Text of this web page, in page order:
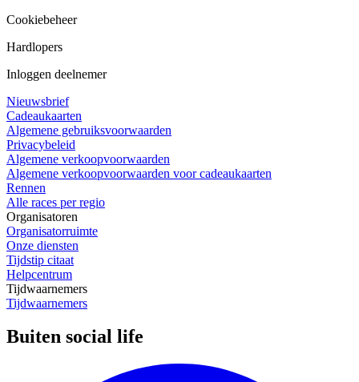
Cookiebeheer
Hardlopers
Inloggen deelnemer
Nieuwsbrief
Cadeaukaarten
Algemene gebruiksvoorwaarden
Privacybeleid
Algemene verkoopvoorwaarden
Algemene verkoopvoorwaarden voor cadeaukaarten
Rennen
Alle races per regio
Organisatoren
Organisatorruimte
Onze diensten
Tijdstip citaat
Helpcentrum
Tijdwaarnemers
Tijdwaarnemers
Buiten social life